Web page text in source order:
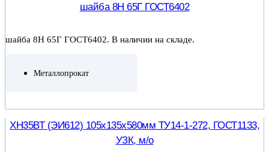
шайба 8Н 65Г ГОСТ6402
шайба 8Н 65Г ГОСТ6402. В наличии на складе.
Металлопрокат
ХН35ВТ (ЭИ612) 105х135х580мм ТУ14-1-272, ГОСТ1133,
УЗК, м/о